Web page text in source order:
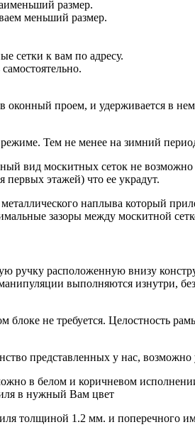
размер.
меньший размер.
сетки к вам по адресу.
оконный проем, и удерживается в
Тем не менее на зимний
вид москитных сеток не
первых этажей) что ее украдут.
наплыва который
зазоры между москитной
ручку расположенную внизу
выполняются изнутри,
не требуется. Целостность
представленных у нас,
в белом и коричневом
в нужный Вам цвет
толщиной 1.2 мм. и поперечного